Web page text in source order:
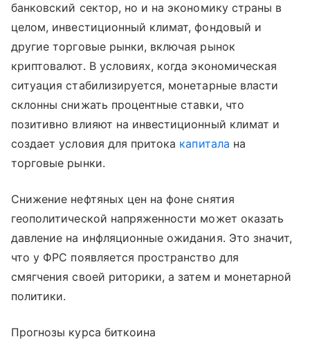
банковский сектор, но и на экономику страны в
целом, инвестиционный климат, фондовый и
другие торговые рынки, включая рынок
криптовалют. В условиях, когда экономическая
ситуация стабилизируется, монетарные власти
склонны снижать процентные ставки, что
позитивно влияют на инвестиционный климат и
создает условия для притока капитала на
торговые рынки.
Снижение нефтяных цен на фоне снятия
геополитической напряженности может оказать
давление на инфляционные ожидания. Это значит,
что у ФРС появляется пространство для
смягчения своей риторики, а затем и монетарной
политики.
Прогнозы курса биткоина